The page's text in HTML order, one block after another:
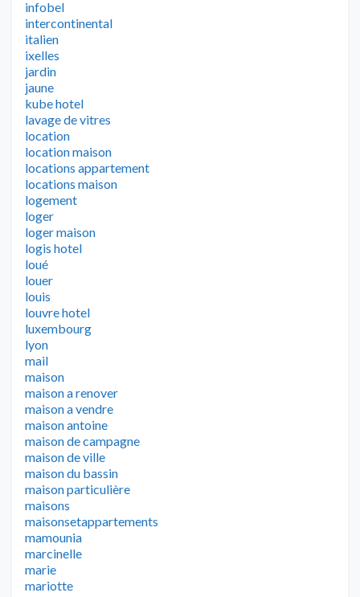
infobel
intercontinental
italien
ixelles
jardin
jaune
kube hotel
lavage de vitres
location
location maison
locations appartement
locations maison
logement
loger
loger maison
logis hotel
loué
louer
louis
louvre hotel
luxembourg
lyon
mail
maison
maison a renover
maison a vendre
maison antoine
maison de campagne
maison de ville
maison du bassin
maison particulière
maisons
maisonsetappartements
mamounia
marcinelle
marie
mariotte